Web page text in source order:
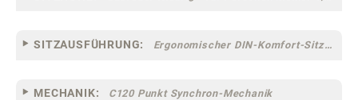
SITZAUSFÜHRUNG: Ergonomischer DIN-Komfort-Sitz [75]
MECHANIK: C120 Punkt Synchron-Mechanik